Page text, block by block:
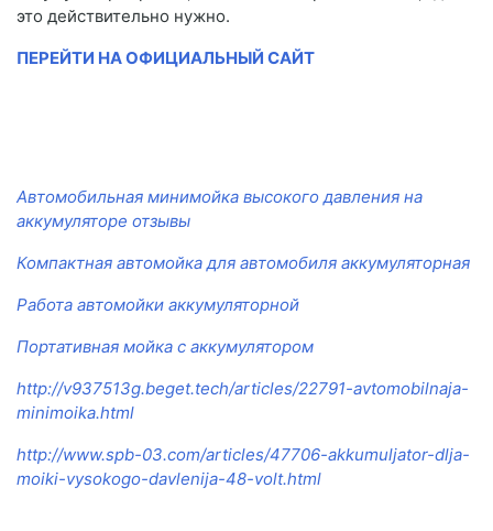
это действительно нужно.
ПЕРЕЙТИ НА ОФИЦИАЛЬНЫЙ САЙТ
Автомобильная минимойка высокого давления на
аккумуляторе отзывы
Компактная автомойка для автомобиля аккумуляторная
Работа автомойки аккумуляторной
Портативная мойка с аккумулятором
http://v937513g.beget.tech/articles/22791-avtomobilnaja-
minimoika.html
http://www.spb-03.com/articles/47706-akkumuljator-dlja-
moiki-vysokogo-davlenija-48-volt.html